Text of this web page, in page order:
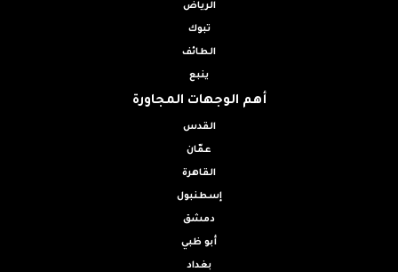
الرياض
تبوك
الطائف
ينبع
أهم الوجهات المجاورة
القدس
عمّان
القاهرة
إسطنبول
دمشق
أبو ظبي
بغداد